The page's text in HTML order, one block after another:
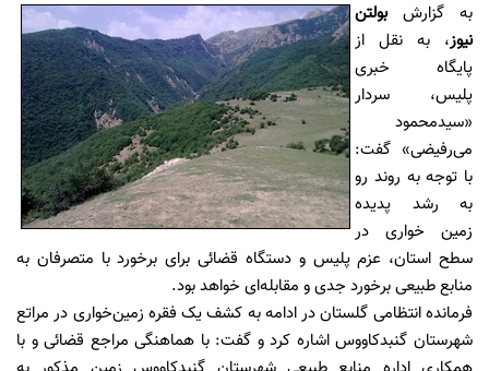
به گزارشبولتن
نیوز، به نقل از
پایگاه خبری
پلیس، سردار
«سیدمحمود
می‌رفیضی» گفت:
با توجه به روند رو
به رشد پدیده
زمین خواری در
سطح استان، عزم پلیس و دستگاه قضائی برای برخورد با متصرفان به
منابع طبیعی برخورد جدی و مقابله‌ای خواهد بود.
فرمانده انتظامی گلستان در ادامه به کشف یک فقره زمین‌خواری در مراتع
شهرستان گنبدکاووس اشاره کرد و گفت: با هماهنگی مراجع قضائی و با